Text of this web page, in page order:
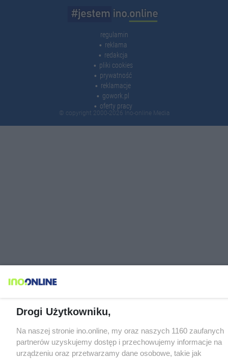
regulamin
reklama
redakcja
pliki cookies
prywatność
reklamacje
gowork.pl
oferty pracy
© copyright 2000-2026 Ino-online Media
Drogi Użytkowniku,
Na naszej stronie ino.online, my oraz naszych 1160 zaufanych
partnerów uzyskujemy dostęp i przechowujemy informacje na
urządzeniu oraz przetwarzamy dane osobowe, takie jak